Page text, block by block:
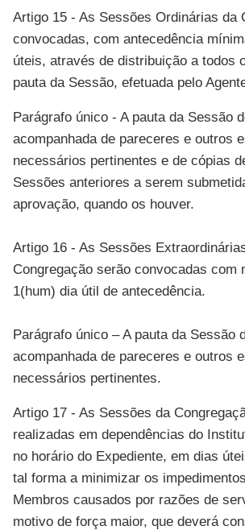
Artigo 15 - As Sessões Ordinárias da
convocadas, com antecedência
úteis, através de distribuição a todos
pauta da Sessão, efetuada pelo
Parágrafo único - A pauta da Sessão
acompanhada de pareceres e outros
necessários pertinentes e de cópias
Sessões anteriores a serem
aprovação, quando os houver.
Artigo 16 - As Sessões
Congregação serão convocadas com
1(hum) dia útil de antecedência.
Parágrafo único – A pauta da Sessão
acompanhada de pareceres e outros
necessários pertinentes.
Artigo 17 - As Sessões da
realizadas em dependências do
no horário do Expediente, em dias
tal forma a minimizar os
Membros causados por razões de
motivo de força maior, que deverá